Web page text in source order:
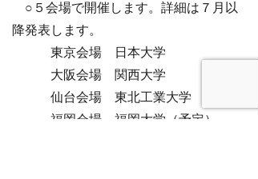
○５会場で開催します。詳細は７月以
降発表します。
東京会場 日本大学
大阪会場 関西大学
仙台会場 東北工業大学
福岡会場 福岡大学（予定）